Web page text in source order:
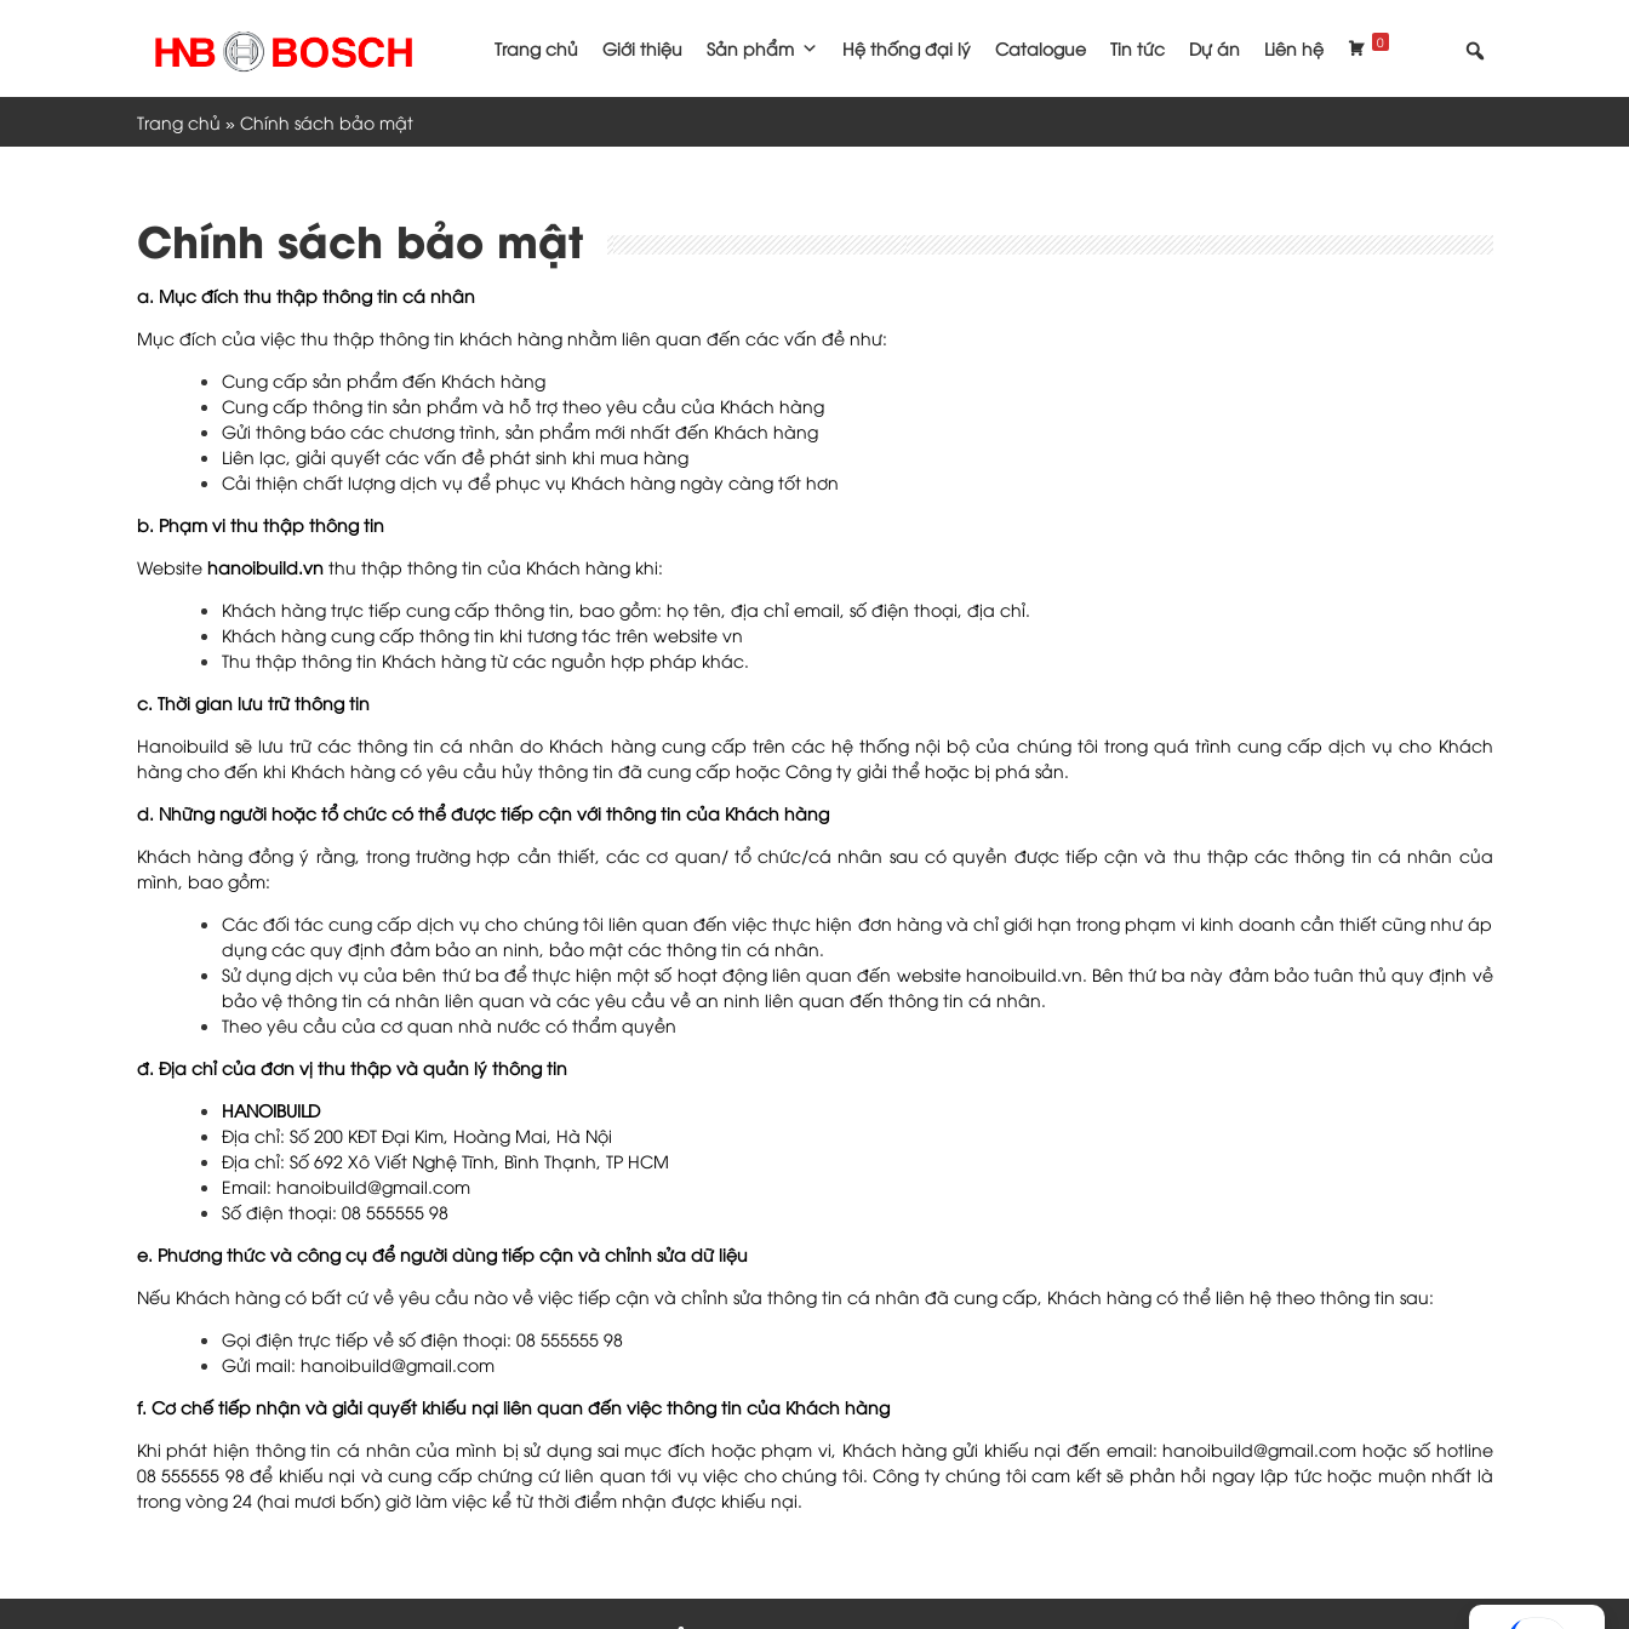
Trang chủ Giới thiệu Sản phẩm Hệ thống đại lý Catalogue Tin tức Dự án Liên hệ 0
Trang chủ » Chính sách bảo mật
Chính sách bảo mật
a. Mục đích thu thập thông tin cá nhân
Mục đích của việc thu thập thông tin khách hàng nhằm liên quan đến các vấn đề như:
Cung cấp sản phẩm đến Khách hàng
Cung cấp thông tin sản phẩm và hỗ trợ theo yêu cầu của Khách hàng
Gửi thông báo các chương trình, sản phẩm mới nhất đến Khách hàng
Liên lạc, giải quyết các vấn đề phát sinh khi mua hàng
Cải thiện chất lượng dịch vụ để phục vụ Khách hàng ngày càng tốt hơn
b. Phạm vi thu thập thông tin
Website hanoibuild.vnthu thập thông tin của Khách hàng khi:
Khách hàng trực tiếp cung cấp thông tin, bao gồm: họ tên, địa chỉ email, số điện thoại, địa chỉ.
Khách hàng cung cấp thông tin khi tương tác trên website vn
Thu thập thông tin Khách hàng từ các nguồn hợp pháp khác.
c. Thời gian lưu trữ thông tin
Hanoibuild sẽ lưu trữ các thông tin cá nhân do Khách hàng cung cấp trên các hệ thống nội bộ của chúng tôi trong quá trình cung cấp dịch vụ cho Khách
hàng cho đến khi Khách hàng có yêu cầu hủy thông tin đã cung cấp hoặc Công ty giải thể hoặc bị phá sản.
d. Những người hoặc tổ chức có thể được tiếp cận với thông tin của Khách hàng
Khách hàng đồng ý rằng, trong trường hợp cần thiết, các cơ quan/ tổ chức/cá nhân sau có quyền được tiếp cận và thu thập các thông tin cá nhân của
mình, bao gồm:
Các đối tác cung cấp dịch vụ cho chúng tôi liên quan đến việc thực hiện đơn hàng và chỉ giới hạn trong phạm vi kinh doanh cần thiết cũng như áp
dụng các quy định đảm bảo an ninh, bảo mật các thông tin cá nhân.
Sử dụng dịch vụ của bên thứ ba để thực hiện một số hoạt động liên quan đến website hanoibuild.vn. Bên thứ ba này đảm bảo tuân thủ quy định về
bảo vệ thông tin cá nhân liên quan và các yêu cầu về an ninh liên quan đến thông tin cá nhân.
Theo yêu cầu của cơ quan nhà nước có thẩm quyền
đ. Địa chỉ của đơn vị thu thập và quản lý thông tin
HANOIBUILD
Địa chỉ: Số 200 KĐT Đại Kim, Hoàng Mai, Hà Nội
Địa chỉ: Số 692 Xô Viết Nghệ Tĩnh, Bình Thạnh, TP HCM
Email: hanoibuild@gmail.com
Số điện thoại: 08 555555 98
e. Phương thức và công cụ để người dùng tiếp cận và chỉnh sửa dữ liệu
Nếu Khách hàng có bất cứ về yêu cầu nào về việc tiếp cận và chỉnh sửa thông tin cá nhân đã cung cấp, Khách hàng có thể liên hệ theo thông tin sau:
Gọi điện trực tiếp về số điện thoại: 08 555555 98
Gửi mail: hanoibuild@gmail.com
f. Cơ chế tiếp nhận và giải quyết khiếu nại liên quan đến việc thông tin của Khách hàng
Khi phát hiện thông tin cá nhân của mình bị sử dụng sai mục đích hoặc phạm vi, Khách hàng gửi khiếu nại đến email: hanoibuild@gmail.com hoặc số hotline
08 555555 98 để khiếu nại và cung cấp chứng cứ liên quan tới vụ việc cho chúng tôi. Công ty chúng tôi cam kết sẽ phản hồi ngay lập tức hoặc muộn nhất là
trong vòng 24 (hai mươi bốn) giờ làm việc kể từ thời điểm nhận được khiếu nại.